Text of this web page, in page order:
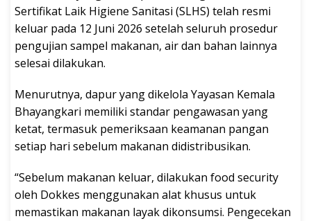
Sertifikat Laik Higiene Sanitasi (SLHS) telah resmi
keluar pada 12 Juni 2026 setelah seluruh prosedur
pengujian sampel makanan, air dan bahan lainnya
selesai dilakukan.
Menurutnya, dapur yang dikelola Yayasan Kemala
Bhayangkari memiliki standar pengawasan yang
ketat, termasuk pemeriksaan keamanan pangan
setiap hari sebelum makanan didistribusikan.
“Sebelum makanan keluar, dilakukan food security
oleh Dokkes menggunakan alat khusus untuk
memastikan makanan layak dikonsumsi. Pengecekan